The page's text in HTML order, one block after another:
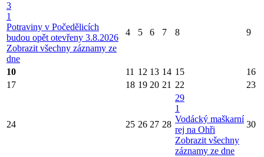
3
1
Potraviny v Počedělicích
budou opět otevřeny 3.8.2026
Zobrazit všechny záznamy ze
dne
4 5 6 7 8 9
10 11 12 13 14 15
16
17
18 19 20 21 22 23
24 25 26 27 28
29
1
Vodácký maškarní
rej na Ohři
Zobrazit všechny
záznamy ze dne
30